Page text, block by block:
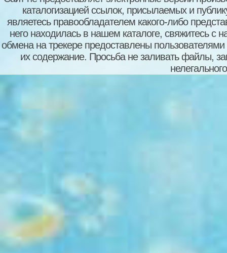
каталогизацией ссылок, присылаемых и
являетесь правообладателем какого-либо
него находилась в нашем каталоге, свяжитесь
обмена на трекере предоставлены пользователями
их содержание. Просьба не заливать файлы,